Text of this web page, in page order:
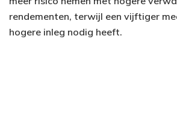
rendementen, terwijl een vijftiger
hogere inleg nodig heeft.